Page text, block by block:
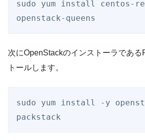
sudo yum install centos-
openstack-queens
次にOpenStackのインストーラである
トールします。
sudo yum install -y
packstack